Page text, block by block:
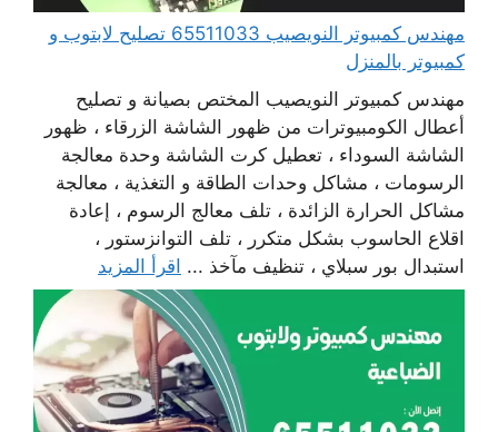
مهندس كمبيوتر النويصيب 65511033 تصليح لابتوب و
كمبيوتر بالمنزل
مهندس كمبيوتر النويصيب المختص بصيانة و تصليح
أعطال الكومبيوترات من ظهور الشاشة الزرقاء ، ظهور
الشاشة السوداء ، تعطيل كرت الشاشة وحدة معالجة
الرسومات ، مشاكل وحدات الطاقة و التغذية ، معالجة
مشاكل الحرارة الزائدة ، تلف معالج الرسوم ، إعادة
اقلاع الحاسوب بشكل متكرر ، تلف التوانزستور ،
استبدال بور سبلاي ، تنظيف مآخذ ... اقرأ المزيد